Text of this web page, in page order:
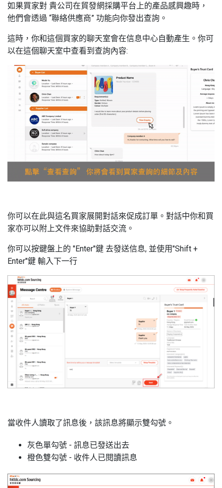
如果買家對 貴公司在貿發網採購平台上的產品感興趣時，
他們會透過 “聯絡供應商” 功能向你發出查詢。
這時，你和這個買家的聊天室會在信息中心自動產生。你可
以在這個聊天室中查看到查詢內容:
你可以在此與這名買家展開對話來促成訂單。對話中你和買
家亦可以附上文件來協助對話交流。
你可以按鍵盤上的 "Enter"鍵 去發送信息, 並使用"Shift +
Enter"鍵 輸入下一行
當收件人讀取了訊息後，該訊息將顯示雙勾號。
灰色單勾號 - 訊息已發送出去
橙色雙勾號 - 收件人已閱讀訊息